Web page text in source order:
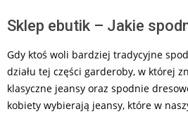
Sklep ebutik – Jakie
Gdy ktoś woli bardziej tradycyjne
działu tej części garderoby, w której
klasyczne jeansy oraz spodnie
kobiety wybierają jeansy, które w